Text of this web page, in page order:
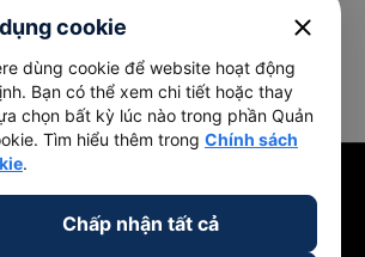
QUẢN LÝ HÀNG HOÁ
quản lý hàng hoá
lý hàng hoá
cookie close
dùng cookie để website hoạt động
Bạn có thể xem chi tiết hoặc thay
chọn bất kỳ lúc nào trong phần Quản
Tìm hiểu thêm trong Chính sách
.
Chấp nhận tất cả